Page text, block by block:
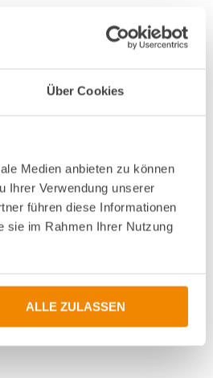
Über Cookies
Medien anbieten zu können
Ihrer Verwendung unserer
führen diese Informationen
sie im Rahmen Ihrer Nutzung
ALLE ZULASSEN